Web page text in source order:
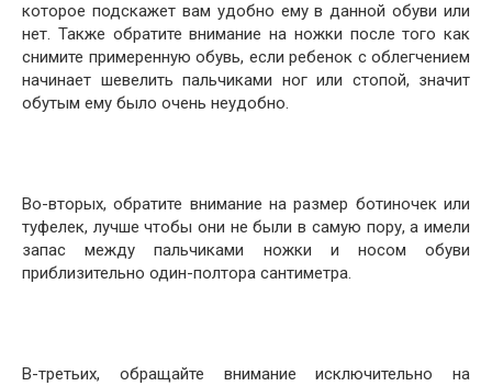
которое подскажет вам удобно ему в данной обуви или
нет. Также обратите внимание на ножки после того как
снимите примеренную обувь, если ребенок с облегчением
начинает шевелить пальчиками ног или стопой, значит
обутым ему было очень неудобно.
Во-вторых, обратите внимание на размер ботиночек или
туфелек, лучше чтобы они не были в самую пору, а имели
запас между пальчиками ножки и носом обуви
приблизительно один-полтора сантиметра.
В-третьих, обращайте внимание исключительно на